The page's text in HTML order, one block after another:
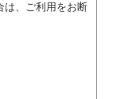
は、ご利用をお断